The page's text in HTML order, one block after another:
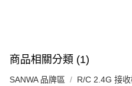
商品相關分類 (1)
SANWA 品牌區 R/C 2.4G 接